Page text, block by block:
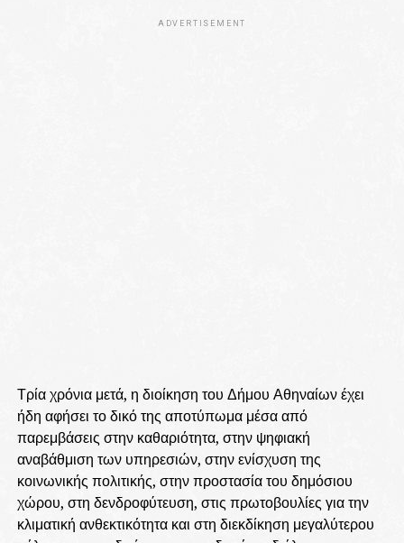
ADVERTISEMENT
Τρία χρόνια μετά, η διοίκηση του Δήμου Αθηναίων έχει
ήδη αφήσει το δικό της αποτύπωμα μέσα από
παρεμβάσεις στην καθαριότητα, στην ψηφιακή
αναβάθμιση των υπηρεσιών, στην ενίσχυση της
κοινωνικής πολιτικής, στην προστασία του δημόσιου
χώρου, στη δενδροφύτευση, στις πρωτοβουλίες για την
κλιματική ανθεκτικότητα και στη διεκδίκηση μεγαλύτερου